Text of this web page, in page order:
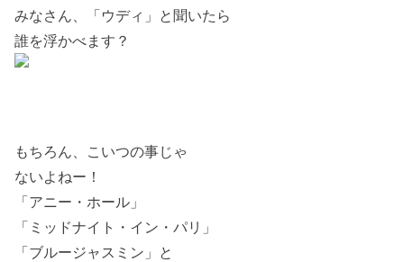
みなさん、「ウディ」と聞いたら
誰を浮かべます？
もちろん、こいつの事じゃ
ないよねー！
「アニー・ホール」
「ミッドナイト・イン・パリ」
「ブルージャスミン」と